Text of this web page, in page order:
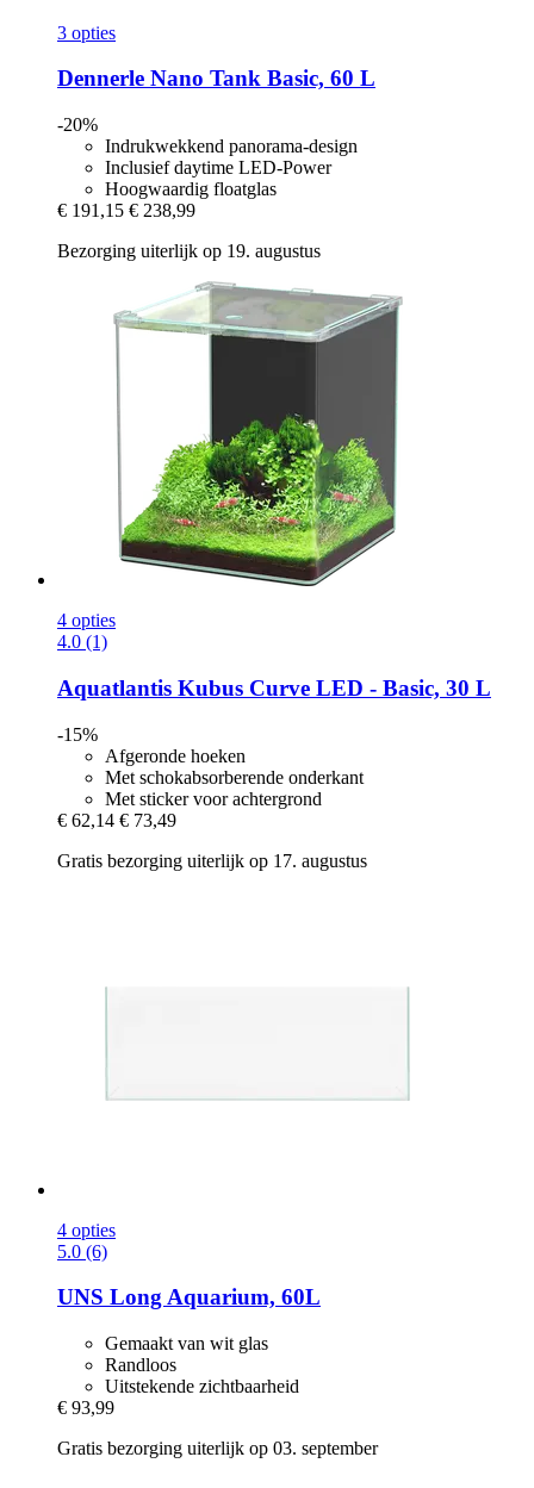
3 opties
Dennerle Nano Tank Basic, 60 L
-20%
Indrukwekkend panorama-design
Inclusief daytime LED-Power
Hoogwaardig floatglas
€ 191,15 € 238,99
Bezorging uiterlijk op 19. augustus
4 opties
4.0 (1)
Aquatlantis Kubus Curve LED -​ Basic, 30 L
-15%
Afgeronde hoeken
Met schokabsorberende onderkant
Met sticker voor achtergrond
€ 62,14 € 73,49
Gratis bezorging uiterlijk op 17. augustus
4 opties
5.0 (6)
UNS Long Aquarium, 60L
Gemaakt van wit glas
Randloos
Uitstekende zichtbaarheid
€ 93,99
Gratis bezorging uiterlijk op 03. september